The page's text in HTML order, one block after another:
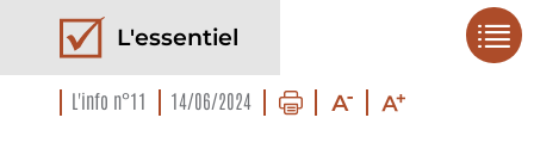
L'essentiel
L'info n°11 14/06/2024